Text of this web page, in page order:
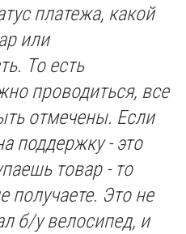
платежа, какой
или
То есть
проводиться, все
отмечены. Если
поддержку - это
товар - то
получаете. Это не
б/у велосипед, и